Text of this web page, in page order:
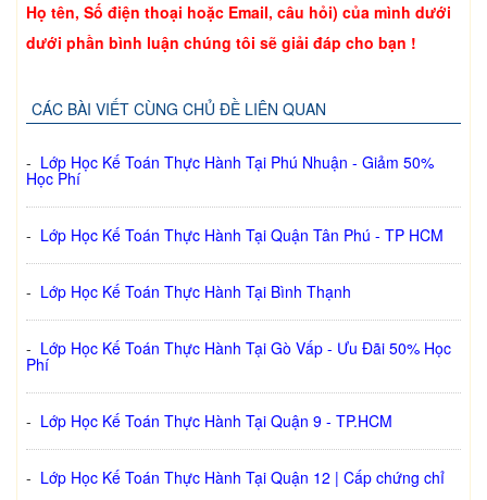
Họ tên, Số điện thoại hoặc Email, câu hỏi) của mình dưới
dưới phần bình luận chúng tôi sẽ giải đáp cho bạn !
CÁC BÀI VIẾT CÙNG CHỦ ĐỀ LIÊN QUAN
- Lớp Học Kế Toán Thực Hành Tại Phú Nhuận - Giảm 50%
Học Phí
- Lớp Học Kế Toán Thực Hành Tại Quận Tân Phú - TP HCM
- Lớp Học Kế Toán Thực Hành Tại Bình Thạnh
- Lớp Học Kế Toán Thực Hành Tại Gò Vấp - Ưu Đãi 50% Học
Phí
- Lớp Học Kế Toán Thực Hành Tại Quận 9 - TP.HCM
- Lớp Học Kế Toán Thực Hành Tại Quận 12 | Cấp chứng chỉ